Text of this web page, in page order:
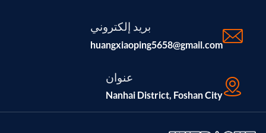
بريد إلكتروني
huangxiaoping5658@gmail.com
عنوان
Nanhai District, Foshan City